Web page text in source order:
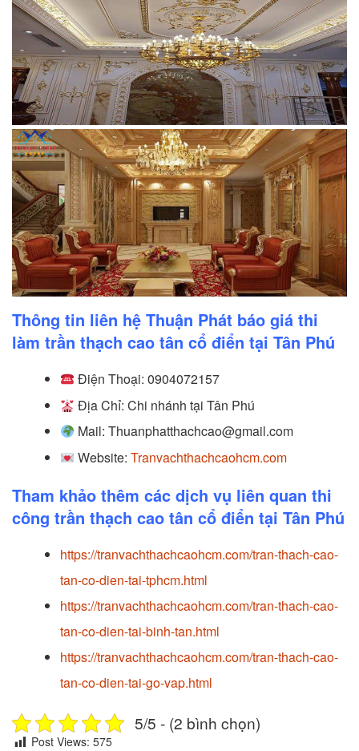
Thông tin liên hệ Thuận Phát báo giá thi
làm trần thạch cao tân cổ điển tại Tân Phú
Điện Thoại: 0904072157
Địa Chỉ: Chi nhánh tạiTân Phú
Mail: Thuanphatthachcao@gmail.com
Website:Tranvachthachcaohcm.com
Tham khảo thêm các dịch vụ liên quan thi
công trần thạch cao tân cổ điển tại Tân Phú
https://tranvachthachcaohcm.com/tran-thach-cao-
tan-co-dien-tai-tphcm.html
https://tranvachthachcaohcm.com/tran-thach-cao-
tan-co-dien-tai-binh-tan.html
https://tranvachthachcaohcm.com/tran-thach-cao-
tan-co-dien-tai-go-vap.html
5/5 - (2 bình chọn)
Post Views: 575